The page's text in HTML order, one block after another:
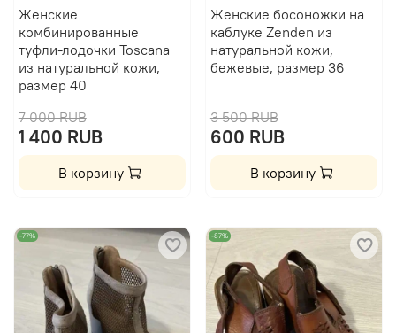
Женские
комбинированные
туфли-лодочки Toscana
из натуральной кожи,
размер 40
7 000 RUB
1 400 RUB
В корзину
Женские босоножки на
каблуке Zenden из
натуральной кожи,
бежевые, размер 36
3 500 RUB
600 RUB
В корзину
-77% -87%